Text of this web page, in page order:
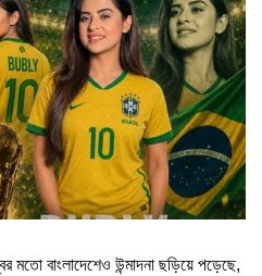
মতো বাংলাদেশেও উন্মাদনা ছড়িয়ে পড়েছে,